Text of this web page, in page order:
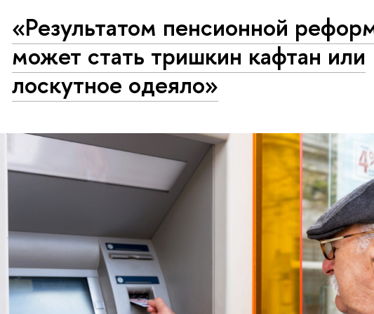
«Результатом пенсионной
может стать тришкин кафтан или
лоскутное одеяло»